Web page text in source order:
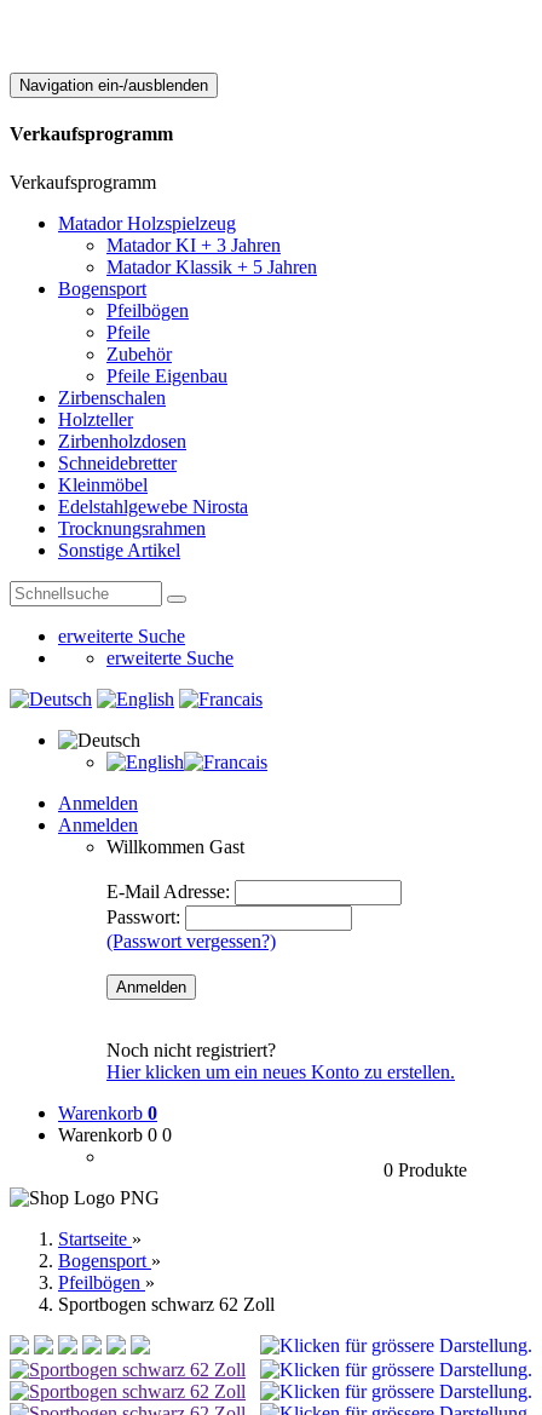
Navigation ein-/ausblenden
Verkaufsprogramm
Verkaufsprogramm
Matador Holzspielzeug
Matador KI + 3 Jahren
Matador Klassik + 5 Jahren
Bogensport
Pfeilbögen
Pfeile
Zubehör
Pfeile Eigenbau
Zirbenschalen
Holzteller
Zirbenholzdosen
Schneidebretter
Kleinmöbel
Edelstahlgewebe Nirosta
Trocknungsrahmen
Sonstige Artikel
erweiterte Suche
erweiterte Suche
Anmelden
Anmelden
Willkommen Gast
E-Mail Adresse:
Passwort:
(Passwort vergessen?)
Noch nicht registriert?
Hier klicken um ein neues Konto zu erstellen.
Warenkorb 0
Warenkorb 0 0
0 Produkte
Startseite »
Bogensport »
Pfeilbögen »
Sportbogen schwarz 62 Zoll